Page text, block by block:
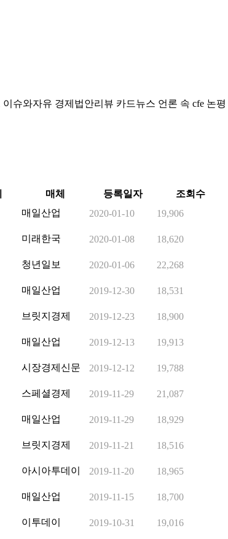
이슈와자유 경제법안리뷰 카드뉴스 언론 속 cfe 논평
매체 등록일자
조회수
매일산업 2020-01-10 19,906
미래한국 2020-01-08 18,620
청년일보 2020-01-06 22,268
매일산업 2019-12-30 18,531
브릿지경제 2019-12-23 18,900
매일산업 2019-12-13 19,913
시장경제신문 2019-12-12 19,788
스페셜경제 2019-11-29 21,087
매일산업 2019-11-29 18,929
브릿지경제 2019-11-21 18,516
아시아투데이 2019-11-20 18,965
매일산업 2019-11-15 18,700
이투데이 2019-10-31
19,016